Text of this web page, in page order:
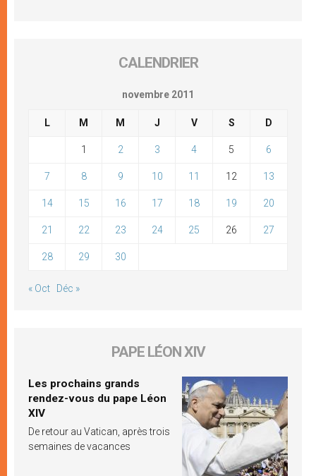
CALENDRIER
novembre 2011
L M M J V S D
1 2 3 4 5 6
7 8 9 10 11 12 13
14 15 16 17 18 19 20
21 22 23 24 25 26 27
28 29 30
« Oct Déc »
PAPE LÉON XIV
Les prochains grands
rendez-vous du pape Léon
XIV
De retour au Vatican, après trois
semaines de vacances